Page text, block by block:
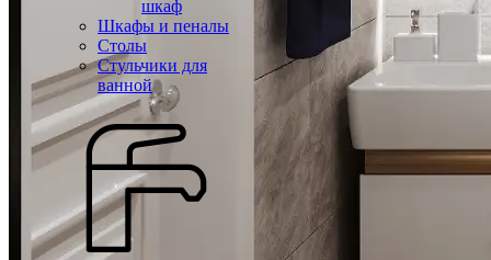
шкаф
Шкафы и пеналы
Столы
Стульчики для
ванной